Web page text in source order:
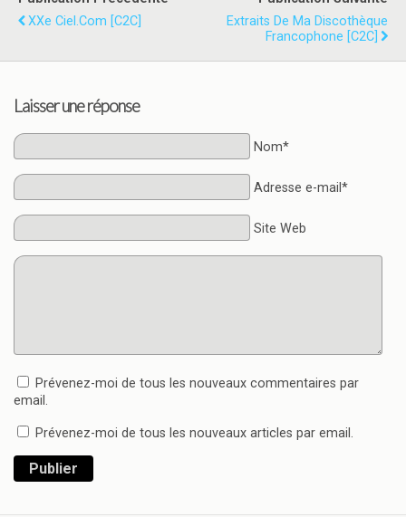
XXe Ciel.com [C2C]
Extraits De Ma Discothèque
Francophone [C2C]
Laisser une réponse
Nom*
Adresse e-mail*
Site Web
Prévenez-moi de tous les nouveaux commentaires par
email.
Prévenez-moi de tous les nouveaux articles par email.
Publier